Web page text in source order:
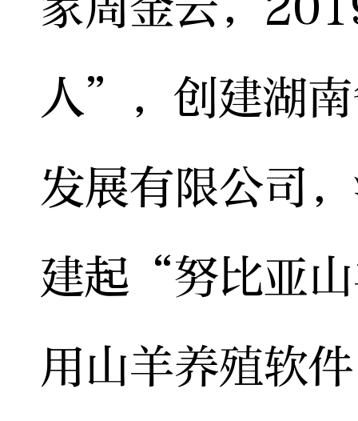
人”，创建湖
发展有限公司
建起“努比亚
用山羊养殖软